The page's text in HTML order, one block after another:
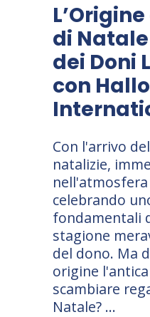
di
dei Doni
con Hallo
Con l'arrivo
natalizie,
celebrando
fondamentali
stagione
del dono. Ma
origine
scambiare
Natale?